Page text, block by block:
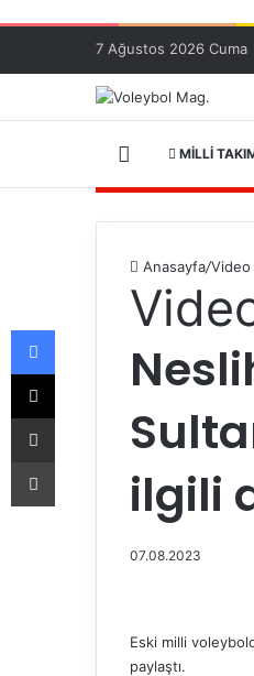
7 Ağustos 2026 Cuma
ANA SAYFA
MILLI
Anasayfa/Video
ilgili
07.08.2023
Eski milli
paylaştı.